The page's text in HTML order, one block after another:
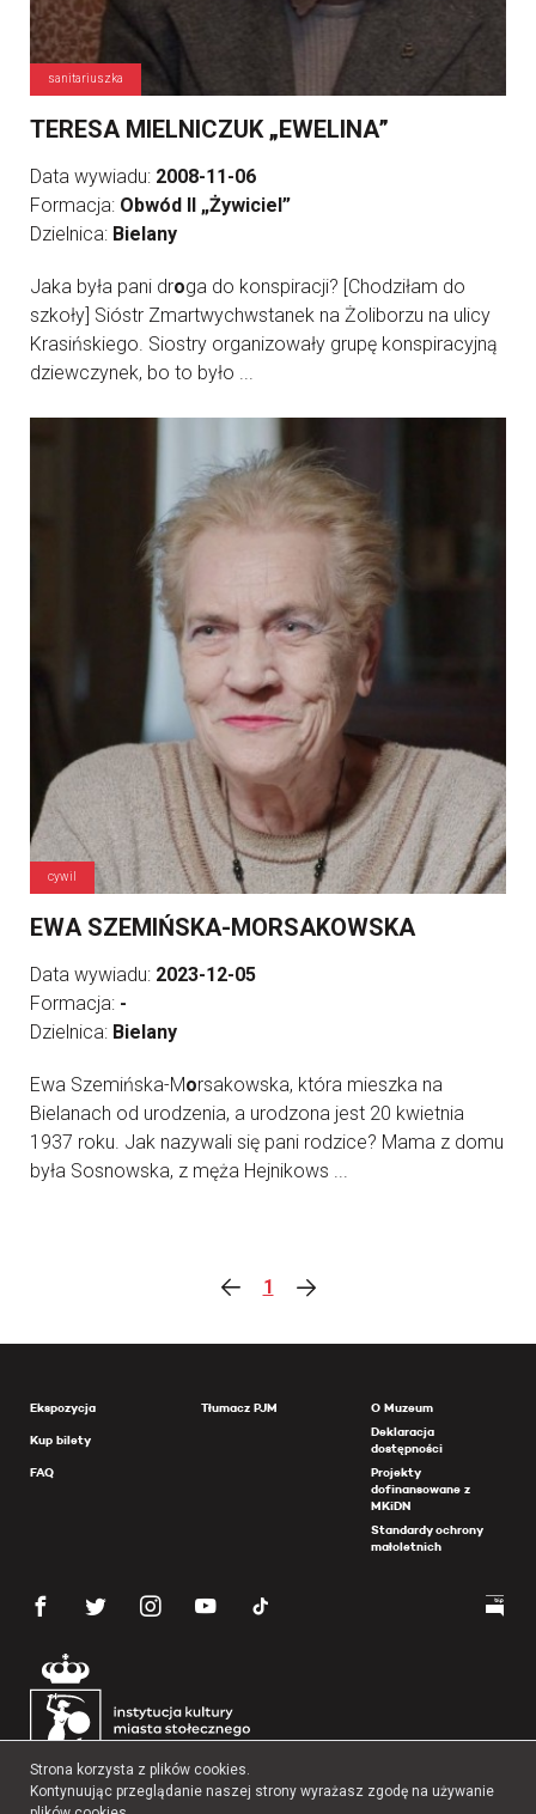
sanitariuszka
TERESA MIELNICZUK „EWELINA”
Data wywiadu: 2008-11-06
Formacja: Obwód II „Żywiciel”
Dzielnica: Bielany
Jaka była pani droga do konspiracji? [Chodziłam do
szkoły] Sióstr Zmartwychwstanek na Żoliborzu na ulicy
Krasińskiego. Siostry organizowały grupę konspiracyjną
dziewczynek, bo to było ...
cywil
EWA SZEMIŃSKA-MORSAKOWSKA
Data wywiadu: 2023-12-05
Formacja: -
Dzielnica: Bielany
Ewa Szemińska-Morsakowska, która mieszka na
Bielanach od urodzenia, a urodzona jest 20 kwietnia
1937 roku. Jak nazywali się pani rodzice? Mama z domu
była Sosnowska, z męża Hejnikows ...
1
Ekspozycja
Kup bilety
FAQ
Tłumacz PJM
O Muzeum
Deklaracja
dostępności
Projekty
dofinansowane z
MKiDN
Standardy ochrony
małoletnich
Strona korzysta z plików cookies.
Kontynuując przeglądanie naszej strony wyrażasz zgodę na używanie